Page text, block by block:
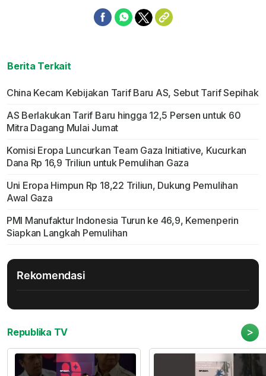
Berita Terkait
China Kecam Kebijakan Tarif Baru AS, Sebut Tarif Sepihak
AS Berlakukan Tarif Baru hingga 12,5 Persen untuk 60
Mitra Dagang Mulai Jumat
Komisi Eropa Luncurkan Team Gaza Initiative, Kucurkan
Dana Rp 16,9 Triliun untuk Pemulihan Gaza
Uni Eropa Himpun Rp 18,22 Triliun, Dukung Pemulihan
Awal Gaza
PMI Manufaktur Indonesia Turun ke 46,9, Kemenperin
Siapkan Langkah Pemulihan
Rekomendasi
Republika TV >